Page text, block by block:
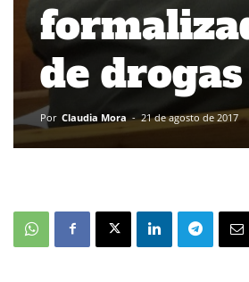
de
Por Claudia Mora - 21 de agosto de 2017